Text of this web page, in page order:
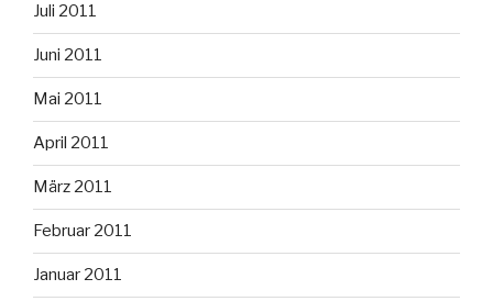
Juli 2011
Juni 2011
Mai 2011
April 2011
März 2011
Februar 2011
Januar 2011